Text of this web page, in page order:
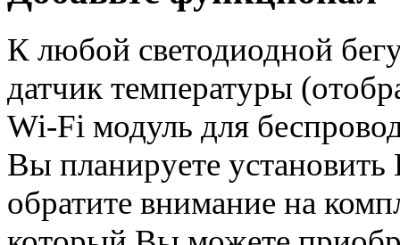
К любой светодиодной
датчик температуры
Wi-Fi модуль для
Вы планируете
обратите внимание на